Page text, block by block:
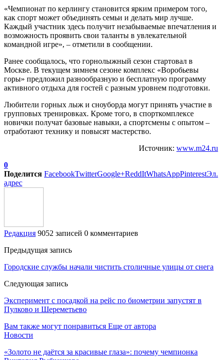
«Чемпионат по керлингу становится ярким примером того,
как спорт может объединять семьи и делать мир лучше.
Каждый участник здесь получит незабываемые впечатления и
возможность проявить свои таланты в увлекательной
командной игре», – отметили в сообщении.
Ранее сообщалось, что горнолыжный сезон стартовал в
Москве. В текущем зимнем сезоне комплекс «Воробьевы
горы» предложил разнообразную и бесплатную программу
активного отдыха для гостей с разным уровнем подготовки.
Любители горных лыж и сноуборда могут принять участие в
групповых тренировках. Кроме того, в спорткомплексе
новички получат базовые навыки, а спортсмены с опытом –
отработают технику и повысят мастерство.
Источник: www.m24.ru
0
Поделится FacebookTwitterGoogle+ReddItWhatsAppPinterestЭл.
адрес
Редакция 9052 записей 0 комментариев
Предыдущая запись
Городские службы начали чистить столичные улицы от снега
Следующая запись
Эксперимент с посадкой на рейс по биометрии запустят в
Пулково и Шереметьево
Вам также могут понравиться Еще от автора
Новости
«Золото не даётся за красивые глаза»: почему чемпионка